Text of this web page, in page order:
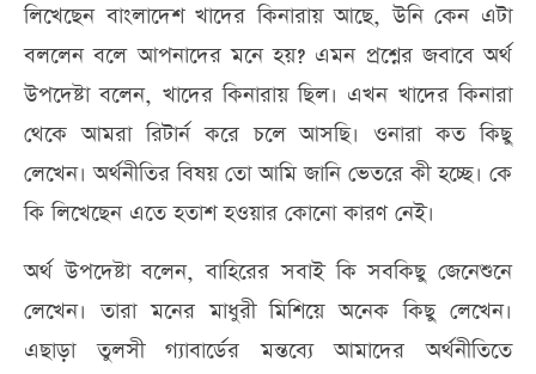
লিখেছেন বাংলাদেশ খাদের কিনারায় আছে, উনি কেন এটা
বললেন বলে আপনাদের মনে হয়? এমন প্রশ্নের জবাবে অর্থ
উপদেষ্টা বলেন, খাদের কিনারায় ছিল। এখন খাদের কিনারা
থেকে আমরা রিটার্ন করে চলে আসছি। ওনারা কত কিছু
লেখেন। অর্থনীতির বিষয় তো আমি জানি ভেতরে কী হচ্ছে। কে
কি লিখেছেন এতে হতাশ হওয়ার কোনো কারণ নেই।
অর্থ উপদেষ্টা বলেন, বাহিরের সবাই কি সবকিছু জেনেশুনে
লেখেন। তারা মনের মাধুরী মিশিয়ে অনেক কিছু লেখেন।
এছাড়া তুলসী গ্যাবার্ডের মন্তব্যে আমাদের অর্থনীতিতে